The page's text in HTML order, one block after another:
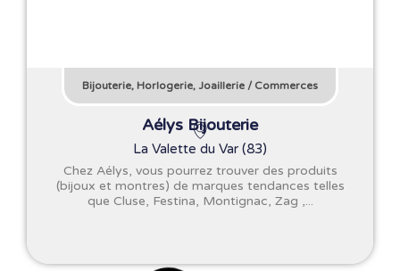
Bijouterie, Horlogerie, Joaillerie / Commerces
Aélys Bijouterie
La Valette du Var (83)
Chez Aélys, vous pourrez trouver des produits
(bijoux et montres) de marques tendances telles
que Cluse, Festina, Montignac, Zag ,...